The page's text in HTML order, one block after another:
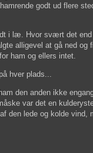
godt ud flere
i læ. Hvor svært det
alligevel at gå ned
ham og ellers intet.
hver plads...
den anden ikke
var det en
lede og kolde vind,